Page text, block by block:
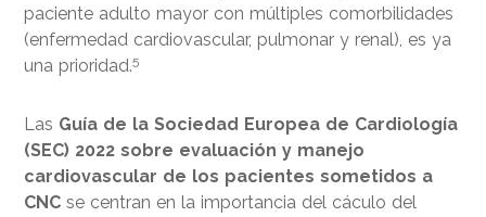
paciente adulto mayor con múltiples comorbilidades
(enfermedad cardiovascular, pulmonar y renal), es ya
una prioridad.5
Las Guía de la Sociedad Europea de Cardiología
(SEC) 2022 sobre evaluación y manejo
cardiovascular de los pacientes sometidos a
CNC se centran en la importancia del cáculo del